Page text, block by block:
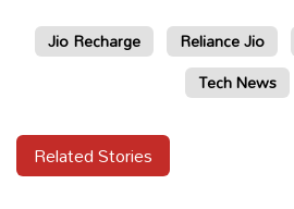
Jio Recharge Reliance Jio
Tech News
Related Stories